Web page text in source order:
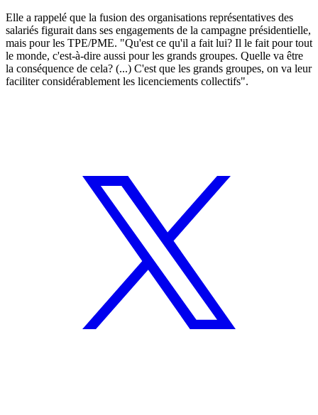
Elle a rappelé que la fusion des organisations représentatives des
salariés figurait dans ses engagements de la campagne présidentielle,
mais pour les TPE/PME. "Qu'est ce qu'il a fait lui? Il le fait pour tout
le monde, c'est-à-dire aussi pour les grands groupes. Quelle va être
la conséquence de cela? (...) C'est que les grands groupes, on va leur
faciliter considérablement les licenciements collectifs".